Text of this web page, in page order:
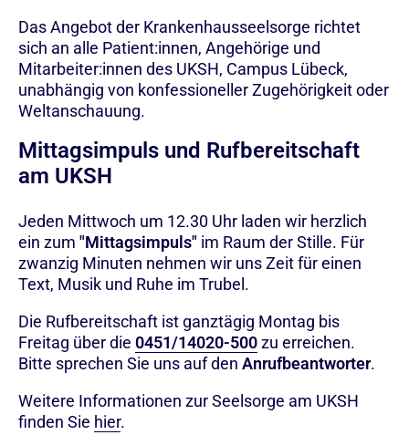
Das Angebot der Krankenhausseelsorge richtet
sich an alle Patient:innen, Angehörige und
Mitarbeiter:innen des UKSH, Campus Lübeck,
unabhängig von konfessioneller Zugehörigkeit oder
Weltanschauung.
Mittagsimpuls und Rufbereitschaft
am UKSH
Jeden Mittwoch um 12.30 Uhr laden wir herzlich
ein zum "Mittagsimpuls" im Raum der Stille. Für
zwanzig Minuten nehmen wir uns Zeit für einen
Text, Musik und Ruhe im Trubel.
Die Rufbereitschaft ist ganztägig Montag bis
Freitag über die 0451/14020-500zu erreichen.
Bitte sprechen Sie uns auf den Anrufbeantworter.
Weitere Informationen zur Seelsorge am UKSH
finden Sie hier.